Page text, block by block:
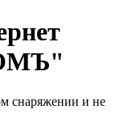
снаряжении и не